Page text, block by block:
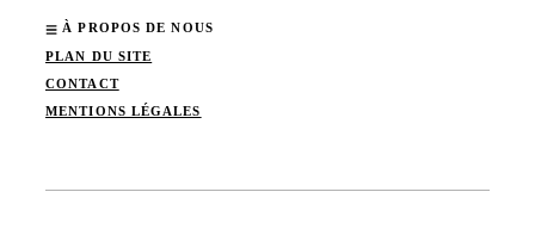
À PROPOS DE NOUS
PLAN DU SITE
CONTACT
MENTIONS LÉGALES